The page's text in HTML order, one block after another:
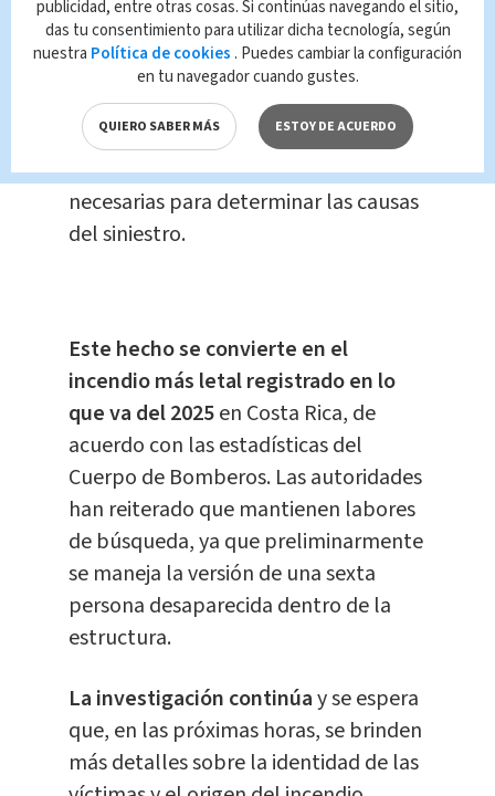
ElOrganismo de Investigación Judicial
(OIJ) se presentó en la escena para
realizar las diligencias
correspondientes al levantamiento de
los cuerpos e iniciar con las pericias
necesarias para determinar las causas
del siniestro.
Este hecho se convierte en el
incendio más letal registrado en lo
que va del 2025en Costa Rica, de
acuerdo con las estadísticas del
Cuerpo de Bomberos. Las autoridades
han reiterado que mantienen labores
de búsqueda, ya que preliminarmente
se maneja la versión de una sexta
persona desaparecida dentro de la
estructura.
La investigación continúay se espera
que, en las próximas horas, se brinden
más detalles sobre la identidad de las
publicidad, entre otras cosas. Si continúas navegando el sitio,
das tu consentimiento para utilizar dicha tecnología, según
nuestra Política de cookies . Puedes cambiar la configuración
en tu navegador cuando gustes.
QUIERO SABER MÁS ESTOY DE ACUERDO